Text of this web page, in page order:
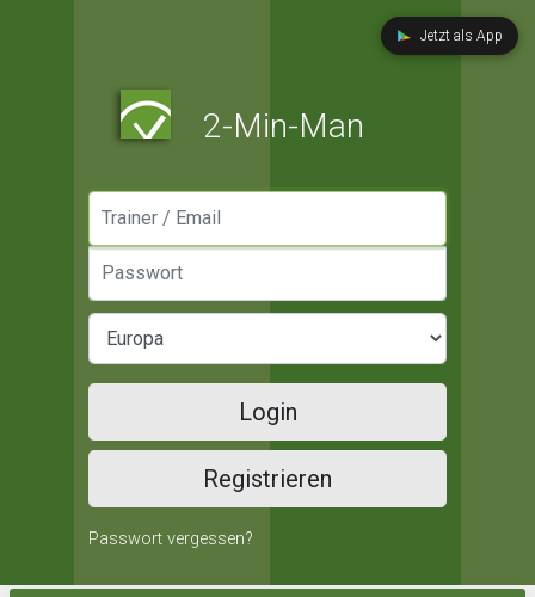
Jetzt als App
2-Min-Man
Login
Registrieren
Passwort vergessen?